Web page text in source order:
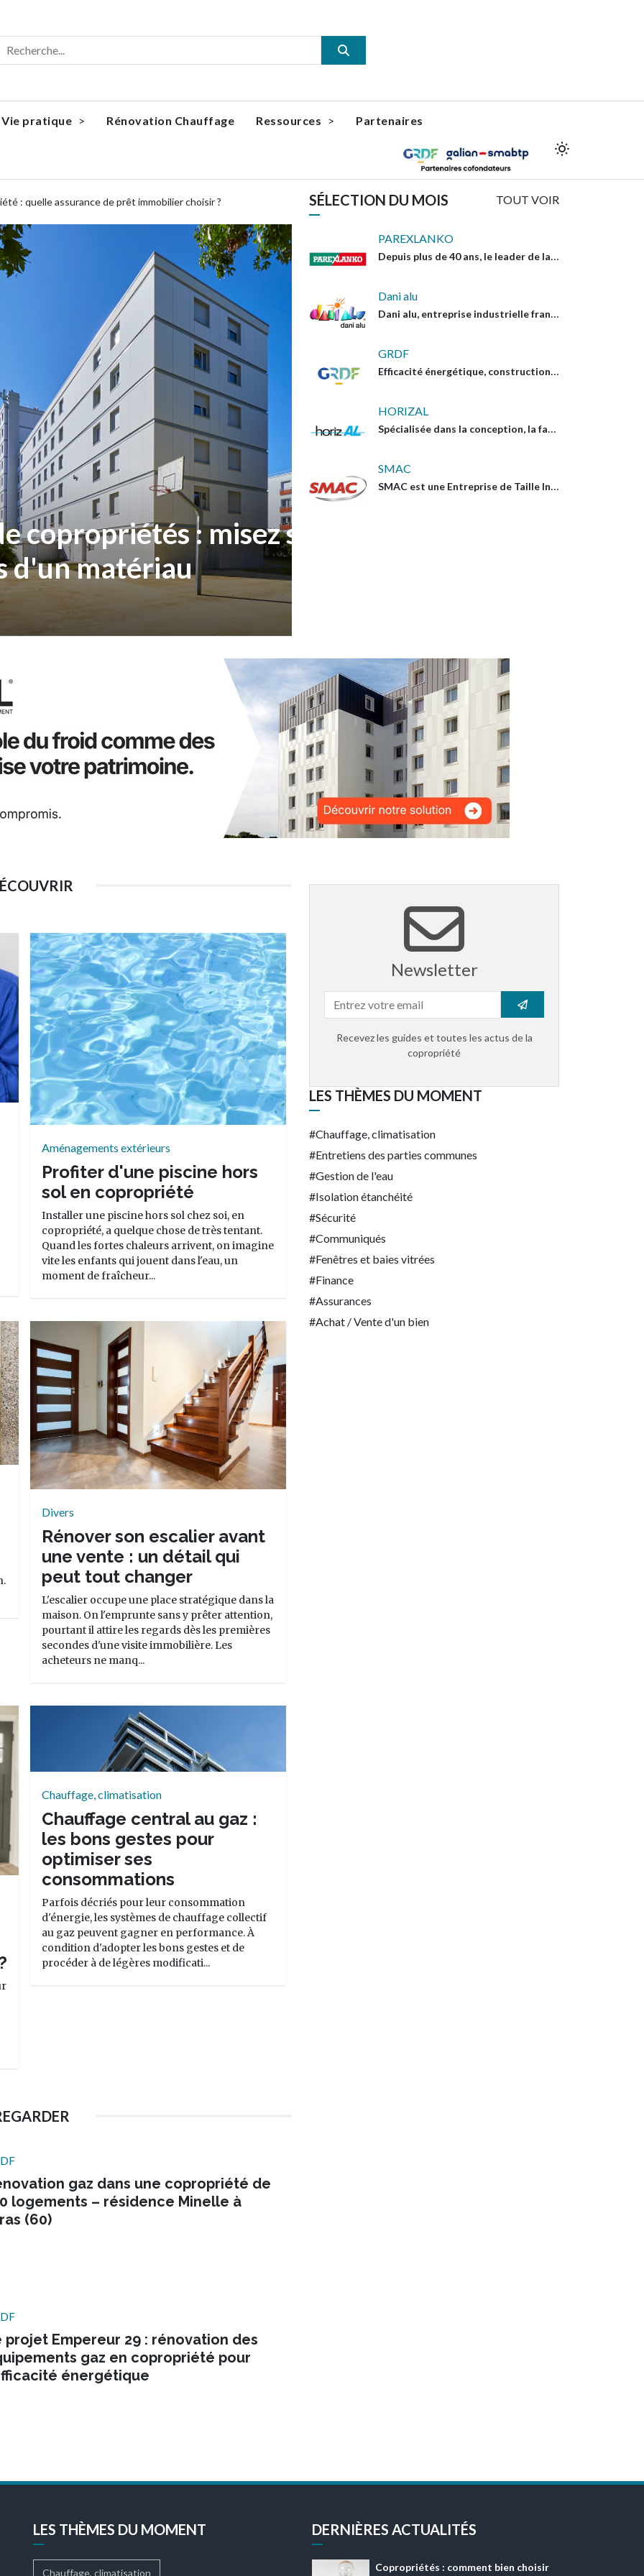
Vie pratique Rénovation Chauffage Ressources Partenaires
: quelle assurance de prêt immobilier choisir ?
: misez sur
matériau
SÉLECTION DU MOIS TOUT VOIR
PAREXLANKO
Depuis plus de 40 ans, le leader de la construction
Dani alu
Dani alu, entreprise industrielle française, conçoit et fabrique des systèmes en aluminium pour protéger toitures, façades et personnes. Des solutions techniques, durables et peu exigeantes en entretien, garantes de qualité et de pérennité.
GRDF
Efficacité énergétique, construction bio-climatique
HORIZAL
Spécialisée dans la conception, la fabrication et la commercialisation de garde-corps en aluminium
SMAC
SMAC est une Entreprise de Taille Intermédiaire (ETI) spécialisée dans les travaux de rénovation énergétique, de façade, d'étanchéité et d'entretien maintenance de l'enveloppe du bâtiment via sa structure SMAC ASSISTANCE SERVICE.
Aménagements extérieurs
Profiter d'une piscine hors
sol en copropriété
Installer une piscine hors sol chez soi, en
copropriété, a quelque chose de très tentant.
Quand les fortes chaleurs arrivent, on imagine
vite les enfants qui jouent dans l'eau, un
moment de fraîcheur...
Divers
Rénover son escalier avant
une vente : un détail qui
peut tout changer
L'escalier occupe une place stratégique dans la
maison. On l'emprunte sans y prêter attention,
pourtant il attire les regards dès les premières
secondes d'une visite immobilière. Les
acheteurs ne manq...
Chauffage, climatisation
Chauffage central au gaz :
les bons gestes pour
optimiser ses
consommations
Parfois décriés pour leur consommation
d'énergie, les systèmes de chauffage collectif
au gaz peuvent gagner en performance. À
condition d'adopter les bons gestes et de
procéder à de légères modificati...
gaz dans une copropriété de
logements – résidence Minelle à
(60)
projet Empereur 29 : rénovation des
gaz en copropriété pour
énergétique
Newsletter
Recevez les guides et toutes les actus de la
copropriété
LES THÈMES DU MOMENT
Chauffage, climatisation
Entretiens des parties communes
Gestion de l'eau
Isolation étanchéité
Sécurité
Communiqués
Fenêtres et baies vitrées
Finance
Assurances
Achat / Vente d'un bien
LES THÈMES DU MOMENT
Chauffage, climatisation
DERNIÈRES ACTUALITÉS
Copropriétés : comment bien choisir